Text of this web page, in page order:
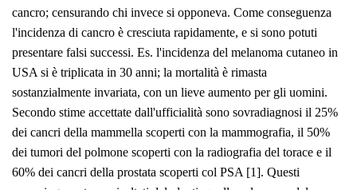
cancro; censurando chi invece si opponeva. Come conseguenza
l'incidenza di cancro è cresciuta rapidamente, e si sono potuti
presentare falsi successi. Es. l'incidenza del melanoma cutaneo in
USA si è triplicata in 30 anni; la mortalità è rimasta
sostanzialmente invariata, con un lieve aumento per gli uomini.
Secondo stime accettate dall'ufficialità sono sovradiagnosi il 25%
dei cancri della mammella scoperti con la mammografia, il 50%
dei tumori del polmone scoperti con la radiografia del torace e il
60% dei cancri della prostata scoperti col PSA [1]. Questi